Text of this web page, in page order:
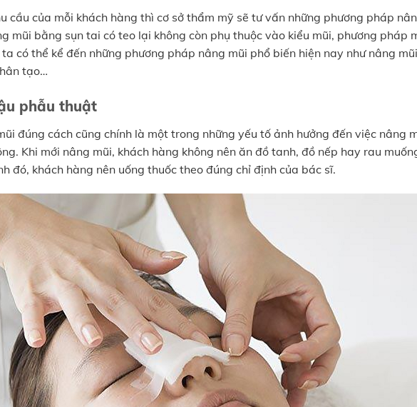
cầu của mỗi khách hàng thì cơ sở thẩm mỹ sẽ tư vấn những phương pháp
mũi bằng sụn tai có teo lại không còn phụ thuộc vào kiểu mũi, phương pháp
có thể kể đến những phương pháp nâng mũi phổ biến hiện nay như nâng
tạo…
phẫu thuật
đúng cách cũng chính là một trong những yếu tố ảnh hưởng đến việc nâng
Khi mới nâng mũi, khách hàng không nên ăn đồ tanh, đồ nếp hay rau
đó, khách hàng nên uống thuốc theo đúng chỉ định của bác sĩ.